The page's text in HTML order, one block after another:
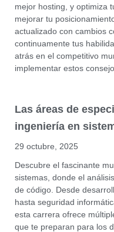
mejor hosting, y optimiza
mejorar tu
actualizado con cambios
continuamente tus
atrás en el competitivo
implementar estos
Las áreas de
ingeniería en
29 octubre, 2025
Descubre el fascinante
sistemas, donde el
de código. Desde
hasta seguridad
esta carrera ofrece
que te preparan para los